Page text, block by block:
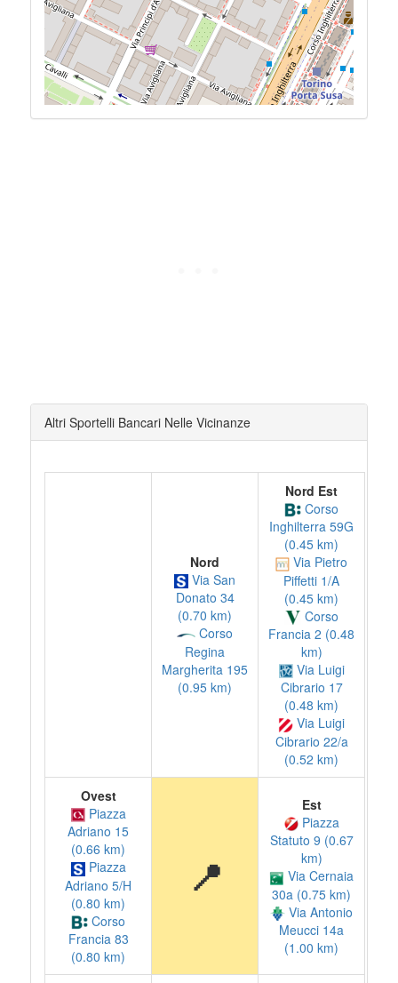
Altri Sportelli Bancari Nelle Vicinanze
Nord
Via San
Donato 34
(0.70 km)
Corso
Regina
Margherita 195
(0.95 km)
Nord Est
Corso
Inghilterra 59G
(0.45 km)
Via Pietro
Piffetti 1/A
(0.45 km)
Corso
Francia 2 (0.48
km)
Via Luigi
Cibrario 17
(0.48 km)
Via Luigi
Cibrario 22/a
(0.52 km)
Ovest
Piazza
Adriano 15
(0.66 km)
Piazza
Adriano 5/H
(0.80 km)
Corso
Francia 83
(0.80 km)
📍
Est
Piazza
Statuto 9 (0.67
km)
Via Cernaia
30a (0.75 km)
Via Antonio
Meucci 14a
(1.00 km)